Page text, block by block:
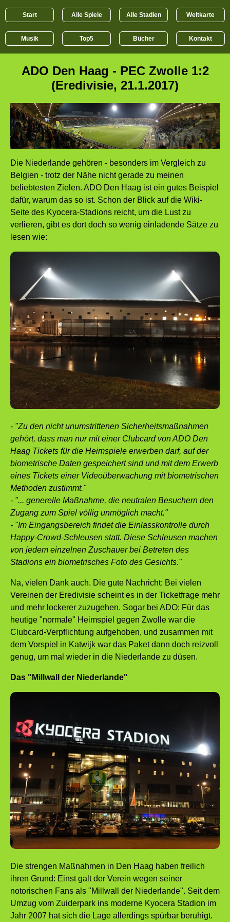
Start Alle Spiele Alle Stadien Weltkarte
Musik Top5 Bücher Kontakt
ADO Den Haag - PEC Zwolle 1:2
(Eredivisie, 21.1.2017)
Die Niederlande gehören - besonders im Vergleich zu
Belgien - trotz der Nähe nicht gerade zu meinen
beliebtesten Zielen. ADO Den Haag ist ein gutes Beispiel
dafür, warum das so ist. Schon der Blick auf die Wiki-
Seite des Kyocera-Stadions reicht, um die Lust zu
verlieren, gibt es dort doch so wenig einladende Sätze zu
lesen wie:
- "Zu den nicht unumstrittenen Sicherheitsmaßnahmen
gehört, dass man nur mit einer Clubcard von ADO Den
Haag Tickets für die Heimspiele erwerben darf, auf der
biometrische Daten gespeichert sind und mit dem Erwerb
eines Tickets einer Videoüberwachung mit biometrischen
Methoden zustimmt."
- "... generelle Maßnahme, die neutralen Besuchern den
Zugang zum Spiel völlig unmöglich macht."
- "Im Eingangsbereich findet die Einlasskontrolle durch
Happy-Crowd-Schleusen statt. Diese Schleusen machen
von jedem einzelnen Zuschauer bei Betreten des
Stadions ein biometrisches Foto des Gesichts."
Na, vielen Dank auch. Die gute Nachricht: Bei vielen
Vereinen der Eredivisie scheint es in der Ticketfrage mehr
und mehr lockerer zuzugehen. Sogar bei ADO: Für das
heutige "normale" Heimspiel gegen Zwolle war die
Clubcard-Verpflichtung aufgehoben, und zusammen mit
dem Vorspiel in Katwijk war das Paket dann doch reizvoll
genug, um mal wieder in die Niederlande zu düsen.
Das "Millwall der Niederlande"
Die strengen Maßnahmen in Den Haag haben freilich
ihren Grund: Einst galt der Verein wegen seiner
notorischen Fans als "Millwall der Niederlande". Seit dem
Umzug vom Zuiderpark ins moderne Kyocera Stadion im
Jahr 2007 hat sich die Lage allerdings spürbar beruhigt.